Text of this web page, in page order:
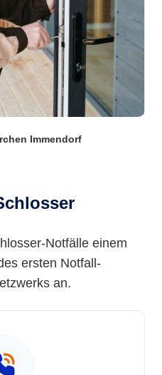
Immendorf
Notfälle einem
ersten Notfall-
an.